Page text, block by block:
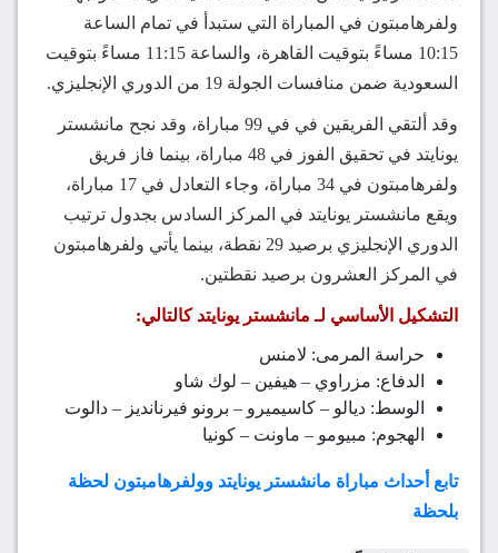
ولفرهامبتون في المباراة التي ستبدأ في تمام الساعة
10:15 مساءً بتوقيت القاهرة، والساعة 11:15 مساءً بتوقيت
السعودية ضمن منافسات الجولة 19 من الدوري الإنجليزي.
وقد ألتقي الفريقين في في 99 مباراة، وقد نجح مانشستر
يونايتد في تحقيق الفوز في 48 مباراة، بينما فاز فريق
ولفرهامبتون في 34 مباراة، وجاء التعادل في 17 مباراة،
ويقع مانشستر يونايتد في المركز السادس بجدول ترتيب
الدوري الإنجليزي برصيد 29 نقطة، بينما يأتي ولفرهامبتون
في المركز العشرون برصيد نقطتين.
التشكيل الأساسي لـ مانشستر يونايتد كالتالي:
حراسة المرمى: لامنس
الدفاع: مزراوي – هيفين – لوك شاو
الوسط: ديالو – كاسيميرو – برونو فيرنانديز – دالوت
الهجوم: مبيومو – ماونت – كونيا
تابع أحداث مباراة مانشستر يونايتد وولفرهامبتون لحظة
بلحظة